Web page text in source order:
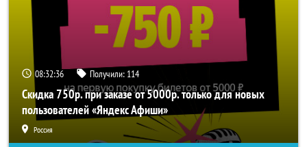
08:32:35 Получили: 114
Скидка 750р. при заказе от 5000р. только для новых
пользователей «Яндекс Афиши»
Россия